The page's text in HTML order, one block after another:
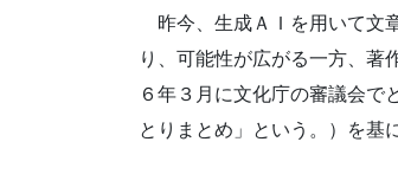
昨今、生成ＡＩを用いて文
り、可能性が広がる一方、著
６年３月に文化庁の審議会で
とりまとめ」という。）を基